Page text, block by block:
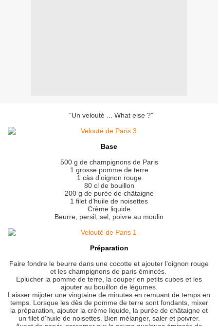
"Un velouté ... What else ?"
Base
500 g de champignons de Paris
1 grosse pomme de terre
1 càs d’oignon rouge
80 cl de bouillon
200 g de purée de châtaigne
1 filet d’huile de noisettes
Crème liquide
Beurre, persil, sel, poivre au moulin
Préparation
Faire fondre le beurre dans une cocotte et ajouter l’oignon rouge
et les champignons de paris émincés.
Eplucher la pomme de terre, la couper en petits cubes et les
ajouter au bouillon de légumes.
Laisser mijoter une vingtaine de minutes en remuant de temps en
temps. Lorsque les dès de pomme de terre sont fondants, mixer
la préparation, ajouter la crème liquide, la purée de châtaigne et
un filet d'huile de noisettes. Bien mélanger, saler et poivrer.